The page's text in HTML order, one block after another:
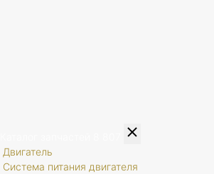
Двигатель
Система питания двигателя